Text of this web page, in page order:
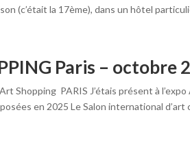
(c’était la 17ème), dans un hôtel
Paris – octobre
Shopping PARIS J’étais présent à
en 2025 Le Salon international